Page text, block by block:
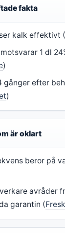
fakta
kalk effektivt
motsvarar 1 dl
)
gånger efter
)
är oklart
beror på
avråder
garantin (